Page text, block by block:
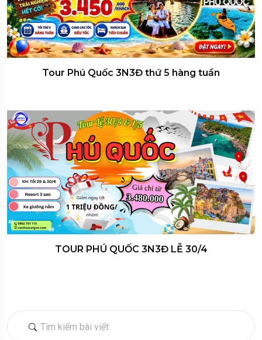
Tour Phú Quốc 3N3Đ thứ 5 hàng tuần
TOUR PHÚ QUỐC 3N3Đ LỄ 30/4